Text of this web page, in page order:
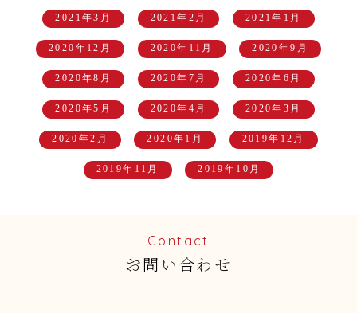
2021年3月 2021年2月 2021年1月
2020年12月 2020年11月 2020年9月
2020年8月 2020年7月 2020年6月
2020年5月 2020年4月 2020年3月
2020年2月 2020年1月 2019年12月
2019年11月 2019年10月
Contact
お問い合わせ